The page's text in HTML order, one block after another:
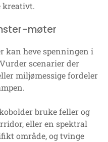
kreativt.
møter
kan heve spenningen i
scenarier der
miljømessige fordeler
bruke feller og
eller en spektral
område, og tvinge